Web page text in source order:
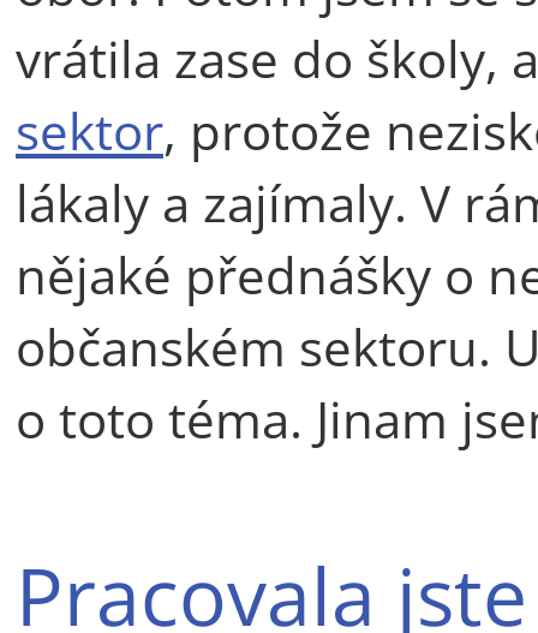
vrátila zase do školy,
sektor, protože
lákaly a zajímaly. V
nějaké přednášky o
občanském sektoru.
o toto téma. Jinam
Pracovala